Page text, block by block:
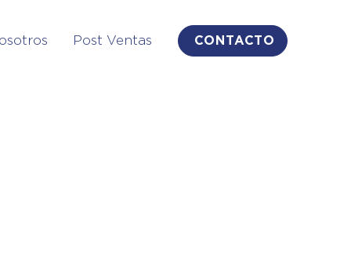
Post Ventas CONTACTO